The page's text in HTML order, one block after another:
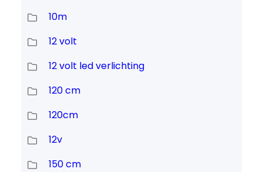
10m
12 volt
12 volt led verlichting
120 cm
120cm
12v
150 cm